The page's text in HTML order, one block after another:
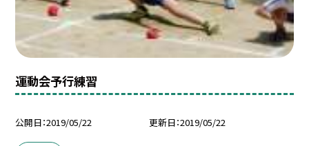
運動会予行練習
公開日 2019/05/22 更新日 2019/05/22